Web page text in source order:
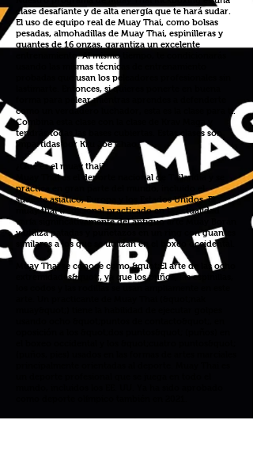
clase desafiante y de alta energía que te hará sudar.
El uso de equipo real de Muay Thai, como bolsas
pesadas, almohadillas de Muay Thai, espinilleras y
guantes de 16 onzas, garantiza un excelente
entrenamiento. Al mismo tiempo, te condicionarás
usando las mismas técnicas de entrenamiento
probadas que usan los peleadores profesionales sin
lastimarte. Entonces, si quieres ponerte en buena
forma para pelear mientras aprendes a defenderte
como un verdadero luchador, esta es la clase para ti.
Combina esta clase con la clase de Krav Maga y
tendrás todas las bases cubiertas. Estas clases son
impartidas por Kru Joe Chao.
¿Qué es el muay thai?
Muay Thai es el deporte nacional de Tailandia y se
practica en gran parte del mundo, incluido el
sudeste asiático, Europa y los Estados Unidos. El
muay thai tradicional practicado en la actualidad
varía significativamente del antiguo arte Muay Boran
y utiliza patadas y puñetazos en un ring con guantes
similares a los que se utilizan en el boxeo occidental.
Muay Thai se conoce como &quot;El arte de las ocho
extremidades&quot;, ya que los puños, las espinillas,
Regístrese para clases grupales por $ 19.95 haciendo